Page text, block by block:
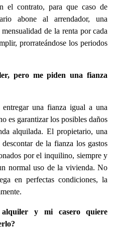
el contrato, para que caso de
abone al arrendador, una
de la renta por cada
prorrateándose los periodos
pero me piden una fianza
una fianza igual a una
es garantizar los posibles daños
alquilada. El propietario, una
de la fianza los gastos
por el inquilino, siempre y
normal uso de la vivienda. No
en perfectas condiciones, la
y mi casero quiere